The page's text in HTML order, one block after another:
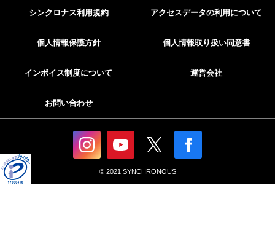
シンクロナス利用規約 アクセスデータの利用について
個人情報保護方針 個人情報取り扱い同意書
インボイス制度について 運営会社
お問い合わせ
© 2021 SYNCHRONOUS